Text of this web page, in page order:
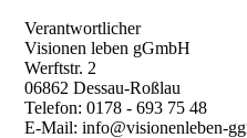
Verantwortlicher
Visionen leben gGmbH
Werftstr. 2
06862 Dessau-Roßlau
Telefon: 0178 - 693 75 48
E-Mail: info@visionenleben-